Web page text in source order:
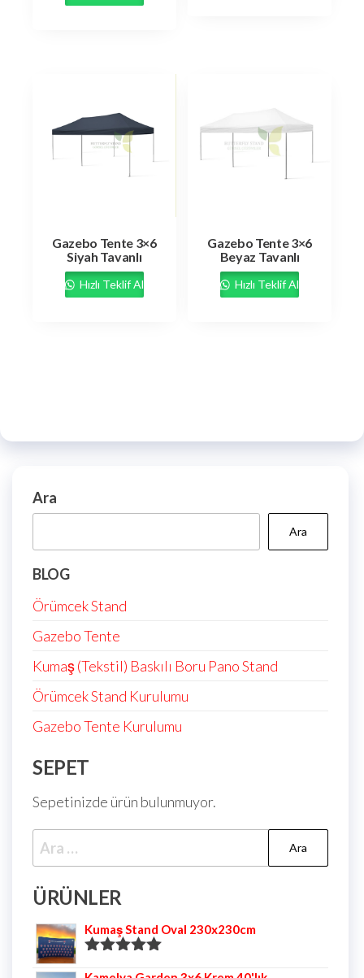
Gazebo Tente 3×6
Siyah Tavanlı
Hızlı Teklif Al
Gazebo Tente 3×6
Beyaz Tavanlı
Hızlı Teklif Al
Ara
Ara
BLOG
Örümcek Stand
Gazebo Tente
Kumaş (Tekstil) Baskılı Boru Pano Stand
Örümcek Stand Kurulumu
Gazebo Tente Kurulumu
SEPET
Sepetinizde ürün bulunmuyor.
ÜRÜNLER
Kumaş Stand Oval 230x230cm